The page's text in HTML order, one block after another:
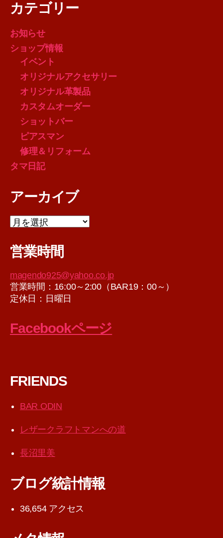
カテゴリー
お知らせ
ショップ情報
イベント
オリジナルアクセサリー
オリジナル革製品
カスタムオーダー
ショットバー
ピアスマン
修理＆リフォーム
タマ日記
アーカイブ
ア
イ
営業時間
magendo925@yahoo.co.jp
営業時間：16:00～2:00（BAR19：00～）
定休日：日曜日
Facebookページ
FRIENDS
BAR ODIN
レザークラフトマンへの道
長沼里美
ブログ統計情報
36,654 アクセス